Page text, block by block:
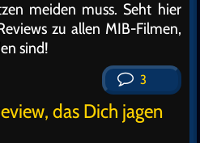
meiden muss. Seht hier
zu allen MIB-Filmen,
sind!
3
das Dich jagen